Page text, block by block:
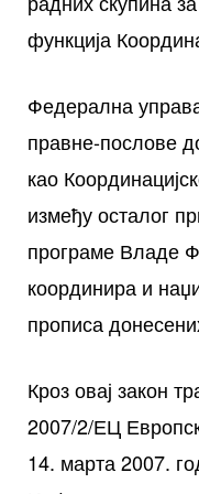
функција
Федерална
правне-послове
као
између осталог
програме Владе
координира и
прописа
Кроз овај закон
2007/2/ЕЦ
14. марта 2007.